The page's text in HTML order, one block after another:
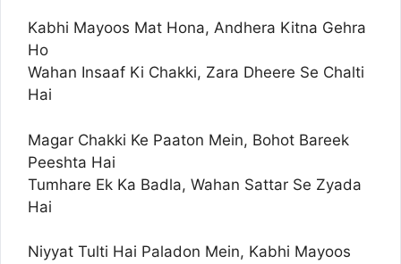
Kabhi Mayoos Mat Hona, Andhera Kitna Gehra
Ho
Wahan Insaaf Ki Chakki, Zara Dheere Se Chalti
Hai
Magar Chakki Ke Paaton Mein, Bohot Bareek
Peeshta Hai
Tumhare Ek Ka Badla, Wahan Sattar Se Zyada
Hai
Niyyat Tulti Hai Paladon Mein, Kabhi Mayoos